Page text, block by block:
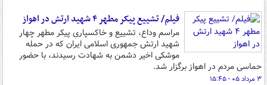
فیلم/ تشییع پیکر مطهر ۴ شهید ارتش در اهواز
مراسم وداع، تشییع و خاکسپاری پیکر مطهر چهار
شهید ارتش جمهوری اسلامی ایران که در حمله
موشکی اخیر دشمن به شهادت رسیدند، با حضور
حماسی مردم در اهواز برگزار شد.
۳ مرداد ۰۵ - ۱۵:۴۵